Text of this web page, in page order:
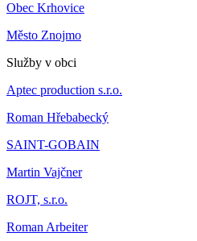
Obec Krhovice
Město Znojmo
Služby v obci
Aptec production s.r.o.
Roman Hřebabecký
SAINT-GOBAIN
Martin Vajčner
ROJT, s.r.o.
Roman Arbeiter